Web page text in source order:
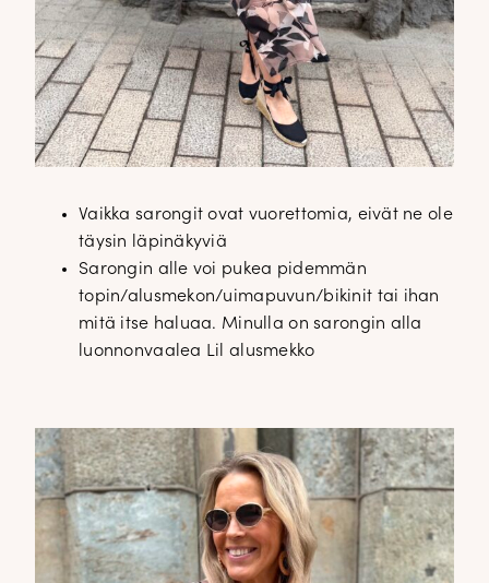
Vaikka sarongit ovat vuorettomia, eivät ne ole
täysin läpinäkyviä
Sarongin alle voi pukea pidemmän
topin/alusmekon/uimapuvun/bikinit tai ihan
mitä itse haluaa. Minulla on sarongin alla
luonnonvaalea Lil alusmekko